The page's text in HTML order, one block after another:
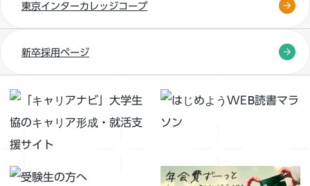
東京インターカレッジコープ
新卒採用ページ